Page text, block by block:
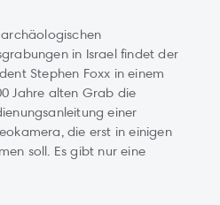
archäologischen
in Israel findet der
Stephen Foxx in einem
Jahre alten Grab die
einer
die erst in einigen
soll. Es gibt nur eine